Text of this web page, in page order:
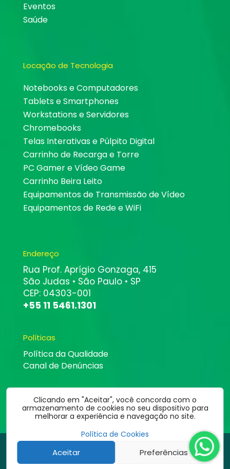
Clicando em "Aceitar", você concorda com o
armazenamento de cookies no seu dispositivo para
melhorar a experiência e navegação no site.
Política de Cookies
Aceitar Preferências
Eventos
Saúde
Locação de Tecnologia
Notebooks e Computadores
Tablets e Smartphones
Workstations e Servidores
Chromebooks
Telas Interativas e Púlpito Digital
Carrinho de Recarga e Torre
PC Gamer e Vídeo Game
Carrinho Beira Leito
Equipamentos de Transmissão de Vídeo
Equipamentos de Rede e WiFi
Endereço
Rua Prof. Aprígio Gonzaga, 415
São Judas • São Paulo • SP
CEP: 04303-001
+55 11 5461.1301
Políticas
Política da Qualidade
Canal de Denúncias
© Altbit Informática | Todos os direitos estão reservados.